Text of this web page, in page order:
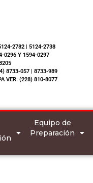
2782 | 5124-2738
0296 Y 1594-0297
8733-057 | 8733-989
VER. (228) 810-8077
Equipo de
Preparación